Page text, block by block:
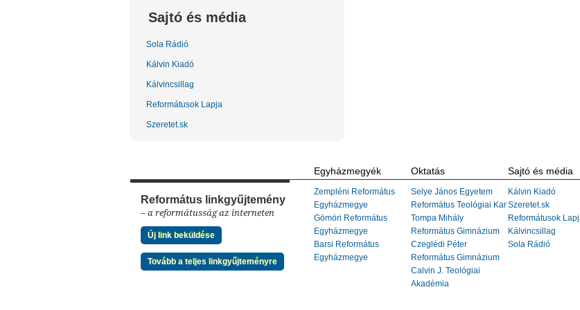
Sajtó és média
Sola Rádió
Kálvin Kiadó
Kálvincsillag
Reformátusok Lapja
Szeretet.sk
Református linkgyűjtemény
– a reformátusság az interneten
Új link beküldése
Tovább a teljes linkgyűjteményre
Egyházmegyék
Zempléni Református
Egyházmegye
Gömöri Református
Egyházmegye
Barsi Református
Egyházmegye
Oktatás
Selye János Egyetem
Református Teológiai Kar
Tompa Mihály
Református Gimnázium
Czeglédi Péter
Református Gimnázium
Calvin J. Teológiai
Akadémia
Sajtó és média
Kálvin Kiadó
Szeretet.sk
Reformátusok
Kálvincsillag
Sola Rádió